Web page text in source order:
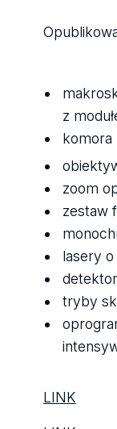
z
komora
zoom
zestaw
lasery o
tryby
LINK